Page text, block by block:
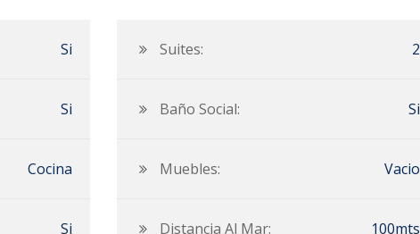
Si Suites: 2
Si Baño Social: Si
Cocina Muebles: Vacio
Si Distancia Al Mar: 100mts